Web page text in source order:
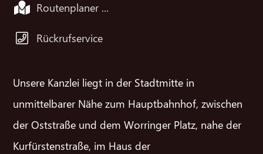
Routenplaner ...
Rückrufservice
Unsere Kanzlei liegt in der Stadtmitte in
unmittelbarer Nähe zum Hauptbahnhof, zwischen
der Oststraße und dem Worringer Platz, nahe der
Kurfürstenstraße, im Haus der